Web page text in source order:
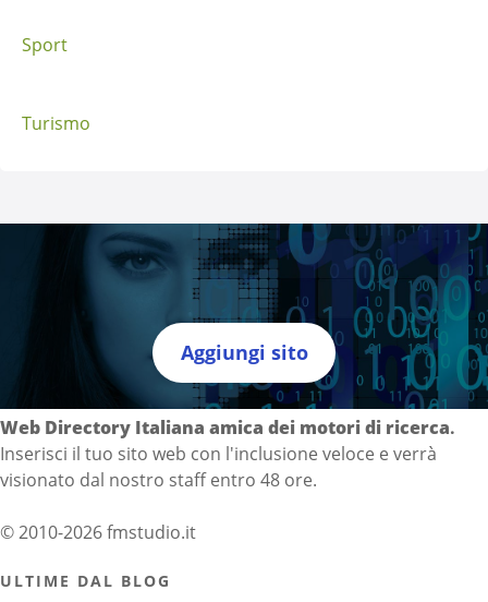
Sport
Turismo
Aggiungi sito
Directory Italia
Web Directory Italiana amica dei motori di ricerca.
Inserisci il tuo sito web con l'inclusione veloce e verrà
visionato dal nostro staff entro 48 ore.
© 2010-2026 fmstudio.it
ULTIME DAL BLOG